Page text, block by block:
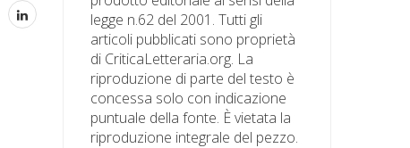
legge n.62 del 2001. Tutti gli
articoli pubblicati sono proprietà
di CriticaLetteraria.org. La
riproduzione di parte del testo è
concessa solo con indicazione
puntuale della fonte. È vietata la
riproduzione integrale del pezzo.